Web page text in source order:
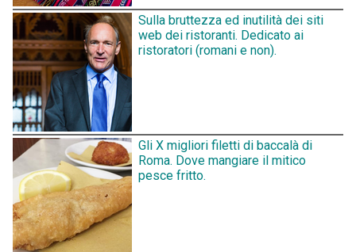
Sulla bruttezza ed inutilità dei siti
web dei ristoranti. Dedicato ai
ristoratori (romani e non).
Gli X migliori filetti di baccalà di
Roma. Dove mangiare il mitico
pesce fritto.